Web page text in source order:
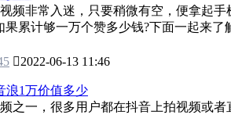
频非常入迷，只要稍微有空，便拿起
累计够一万个赞多少钱?下面一起来了
2022-06-13 11:46
浪1万价值多少
之一，很多用户都在抖音上拍视频或